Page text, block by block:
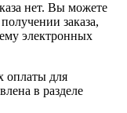
нет. Вы можете
заказа,
электронных
оплаты для
в разделе